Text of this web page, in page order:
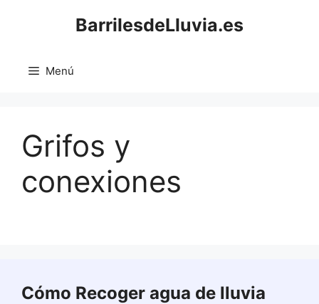
BarrilesdeLluvia.es
Menú
Grifos y
conexiones
Cómo Recoger agua de lluvia